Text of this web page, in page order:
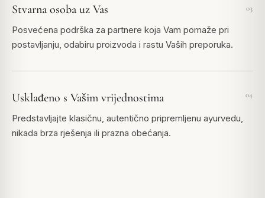
03
Stvarna osoba uz Vas
Posvećena podrška za partnere koja Vam pomaže pri
postavljanju, odabiru proizvoda i rastu Vaših preporuka.
04
Usklađeno s Vašim vrijednostima
Predstavljajte klasičnu, autentično pripremljenu ayurvedu,
nikada brza rješenja ili prazna obećanja.